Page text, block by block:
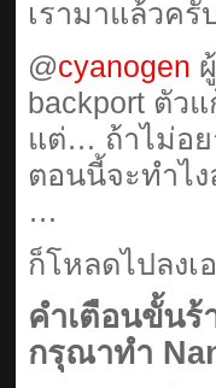
เรามาแล้วครั
@cyanogen
backport ตัว
แต่… ถ้าไม่อย
ตอนนี้จะทำไง
…
ก็โหลดไปลงเ
คำเตือนขั้นร้
กรุณาทำ